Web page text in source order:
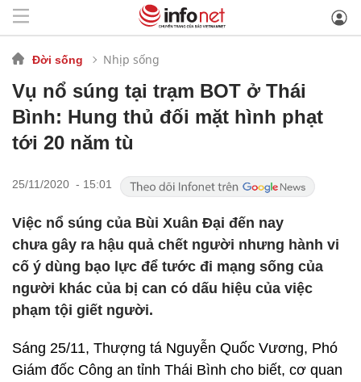
Đời sống Nhịp sống
Vụ nổ súng tại trạm BOT ở Thái
Bình: Hung thủ đối mặt hình phạt
tới 20 năm tù
25/11/2020 - 15:01
Việc nổ súng của Bùi Xuân Đại đến nay
chưa gây ra hậu quả chết người nhưng hành vi
cố ý dùng bạo lực để tước đi mạng sống của
người khác của bị can có dấu hiệu của việc
phạm tội giết người.
Sáng 25/11, Thượng tá Nguyễn Quốc Vương, Phó
Giám đốc Công an tỉnh Thái Bình cho biết, cơ quan